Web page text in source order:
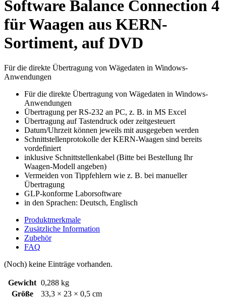
Software Balance Connection 4
für Waagen aus KERN-
Sortiment, auf DVD
Für die direkte Übertragung von Wägedaten in Windows-
Anwendungen
Für die direkte Übertragung von Wägedaten in Windows-
Anwendungen
Übertragung per RS-232 an PC, z. B. in MS Excel
Übertragung auf Tastendruck oder zeitgesteuert
Datum/Uhrzeit können jeweils mit ausgegeben werden
Schnittstellenprotokolle der KERN-Waagen sind bereits
vordefiniert
inklusive Schnittstellenkabel (Bitte bei Bestellung Ihr
Waagen-Modell angeben)
Vermeiden von Tippfehlern wie z. B. bei manueller
Übertragung
GLP-konforme Laborsoftware
in den Sprachen: Deutsch, Englisch
Produktmerkmale
Zusätzliche Information
Zubehör
FAQ
(Noch) keine Einträge vorhanden.
Gewicht 0,288 kg
Größe
33,3 × 23 × 0,5 cm